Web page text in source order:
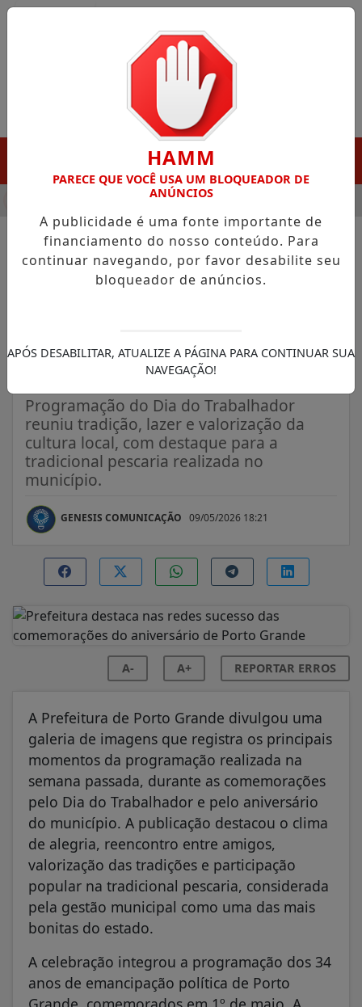
EM PORTO GRANDE COM ATUAÇÃO VOLTADA AO
NOTÍCIAS/PORTO GRANDE
Prefeitura destaca nas redes
do aniversário de Porto
Programação do Dia do Trabalhador
reuniu tradição, lazer e valorização da
cultura local, com destaque para a
tradicional pescaria realizada no
município.
GENESIS COMUNICAÇÃO 09/05/2026 18:21
A- A+ REPORTAR ERROS
A Prefeitura de Porto Grande divulgou uma
galeria de imagens que registra os principais
momentos da programação realizada na
semana passada, durante as comemorações
pelo Dia do Trabalhador e pelo aniversário
do município. A publicação destacou o clima
de alegria, reencontro entre amigos,
valorização das tradições e participação
popular na tradicional pescaria, considerada
pela gestão municipal como uma das mais
bonitas do estado.
A celebração integrou a programação dos 34
anos de emancipação política de Porto
HAMM
PARECE QUE VOCÊ USA UM BLOQUEADOR DE
ANÚNCIOS
A publicidade é uma fonte importante de
financiamento do nosso conteúdo. Para
continuar navegando, por favor desabilite seu
bloqueador de anúncios.
APÓS DESABILITAR, ATUALIZE A PÁGINA PARA CONTINUAR SUA
NAVEGAÇÃO!